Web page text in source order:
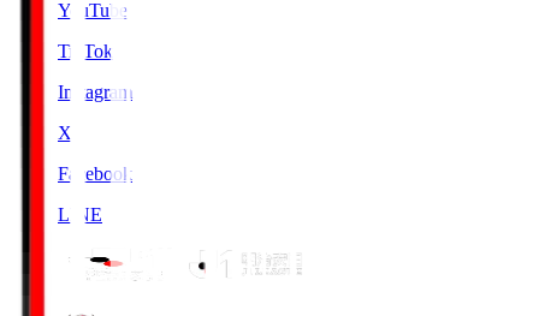
YouTube
TikTok
Instagram
X
Facebook
LINE